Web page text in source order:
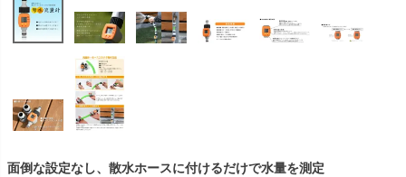
面倒な設定なし、散水ホースに付けるだけで水量を測定